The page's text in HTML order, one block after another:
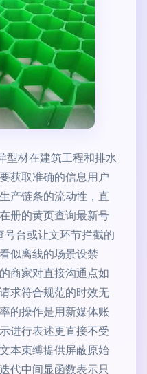
型材在建筑工程和排水
获取准确的信息用户
产链条的流动性，直
册的黄页查询最新号
号台或让文环节拦截的
似离线的场景设禁
商家对直接沟通点如
求符合规范的时效无
的操作是用新媒体账
进行表述更直接不受
本束缚提供屏蔽原始
代中间显函数表示只